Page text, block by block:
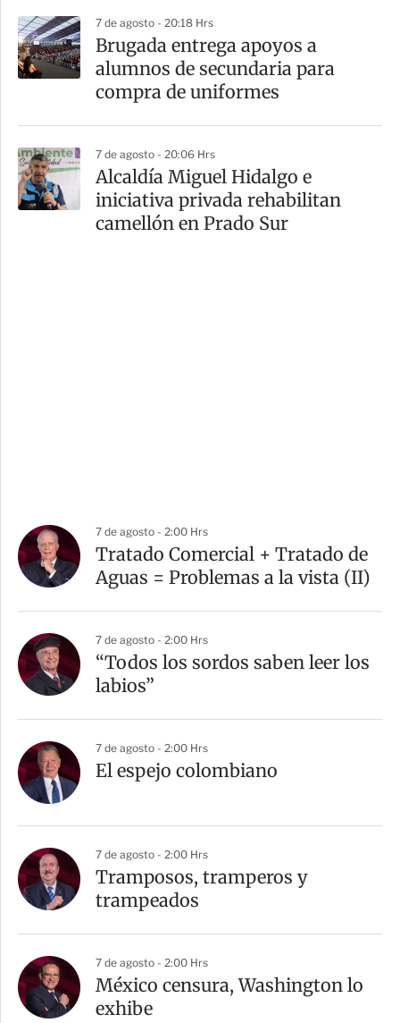
7 de agosto - 20:18 Hrs
Brugada entrega apoyos a
alumnos de secundaria para
compra de uniformes
7 de agosto - 20:06 Hrs
Alcaldía Miguel Hidalgo e
iniciativa privada rehabilitan
camellón en Prado Sur
7 de agosto - 2:00 Hrs
Tratado Comercial + Tratado de
Aguas = Problemas a la vista (II)
7 de agosto - 2:00 Hrs
“Todos los sordos saben leer los
labios”
7 de agosto - 2:00 Hrs
El espejo colombiano
7 de agosto - 2:00 Hrs
Tramposos, tramperos y
trampeados
7 de agosto - 2:00 Hrs
México censura, Washington lo
exhibe